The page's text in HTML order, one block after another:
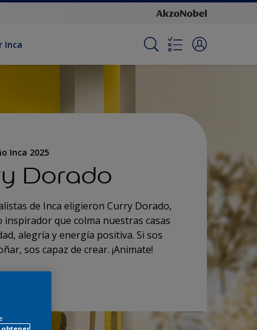
Inca
Inca 2025
Dorado
de Inca eligieron Curry Dorado,
inspirador que colma nuestras casas
alegría y energía positiva. Si sos
sos capaz de crear. ¡Animate!